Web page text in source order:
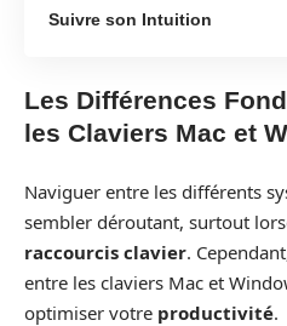
Suivre son Intuition
Les Différences
les Claviers Mac et
Naviguer entre les différents
sembler déroutant, surtout
raccourcis clavier.
entre les claviers Mac et
optimiser votre productivité.